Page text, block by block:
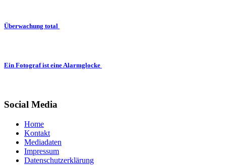
Überwachung total
Ein Fotograf ist eine Alarmglocke
Social Media
Home
Kontakt
Mediadaten
Impressum
Datenschutzerklärung